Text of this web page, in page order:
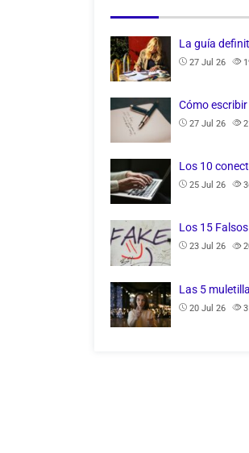
La guía
27 Jul 26
Cómo
27 Jul 26
Los 10
25 Jul 26
Los 15
23 Jul 26
Las 5
20 Jul 26